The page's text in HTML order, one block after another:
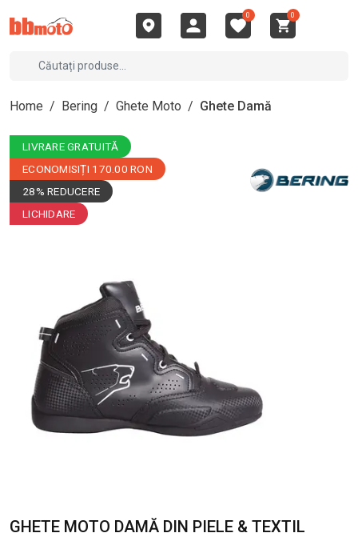
0 0
Home / Bering / Ghete Moto / Ghete Damă
LIVRARE GRATUITĂ
ECONOMISIȚI 170.00 RON
28% REDUCERE
LICHIDARE
GHETE MOTO DAMĂ DIN PIELE & TEXTIL